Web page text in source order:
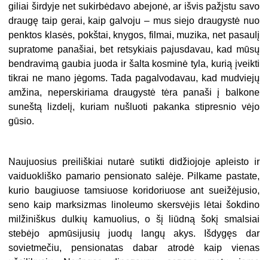
giliai širdyje net sukirbėdavo abejonė, ar išvis pažįstu savo
draugę taip gerai, kaip galvoju – mus siejo draugystė nuo
penktos klasės, pokštai, knygos, filmai, muzika, net pasaulį
supratome panašiai, bet retsykiais pajusdavau, kad mūsų
bendravimą gaubia juoda ir šalta kosminė tyla, kurią įveikti
tikrai ne mano jėgoms. Tada pagalvodavau, kad mudviejų
amžina, neperskiriama draugystė tėra panaši į balkone
suneštą lizdelį, kuriam nušluoti pakanka stipresnio vėjo
gūsio.
Naujuosius preiliškiai nutarė sutikti didžiojoje apleisto ir
vaiduokliško pamario pensionato salėje. Pilkame pastate,
kurio baugiuose tamsiuose koridoriuose ant sueižėjusio,
seno kaip marksizmas linoleumo skersvėjis lėtai šokdino
milžiniškus dulkių kamuolius, o šį liūdną šokį smalsiai
stebėjo apmūsijusių juodų langų akys. Išdygęs dar
sovietmečiu, pensionatas dabar atrodė kaip vienas